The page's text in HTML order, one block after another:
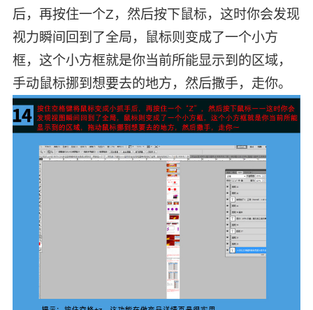
后，再按住一个Z，然后按下鼠标，这时你会发现
视力瞬间回到了全局，鼠标则变成了一个小方
框，这个小方框就是你当前所能显示到的区域，
手动鼠标挪到想要去的地方，然后撒手，走你。